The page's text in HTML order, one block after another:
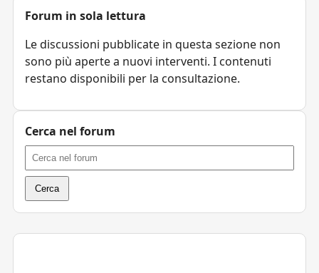
Forum in sola lettura
Le discussioni pubblicate in questa sezione non
sono più aperte a nuovi interventi. I contenuti
restano disponibili per la consultazione.
Cerca nel forum
Cerca